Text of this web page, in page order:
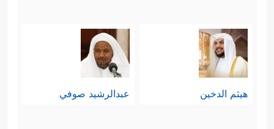
هيثم الدخين عبدالرشيد صوفي